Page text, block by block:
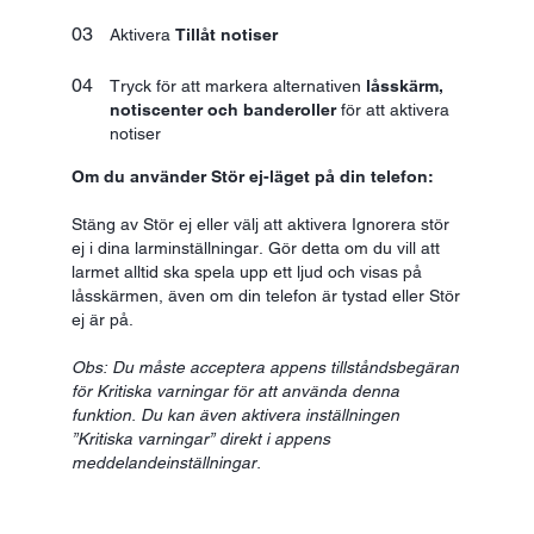
Aktivera Tillåt notiser
Tryck för att markera alternativen låsskärm,
notiscenter och banderollerför att aktivera
notiser
Om du använder Stör ej-läget på din telefon:
Stäng av Stör ej eller välj att aktivera Ignorera stör
ej i dina larminställningar. Gör detta om du vill att
larmet alltid ska spela upp ett ljud och visas på
låsskärmen, även om din telefon är tystad eller Stör
ej är på.
Obs: Du måste acceptera appens tillståndsbegäran
för Kritiska varningar för att använda denna
funktion. Du kan även aktivera inställningen
”Kritiska varningar” direkt i appens
meddelandeinställningar.